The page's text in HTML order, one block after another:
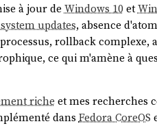
| grep -i composefs
à jour de Windows 10et
updates, absence
rollback complexe,
ce qui m'amène à
riche et mes recherches
dansFedora CoreOS